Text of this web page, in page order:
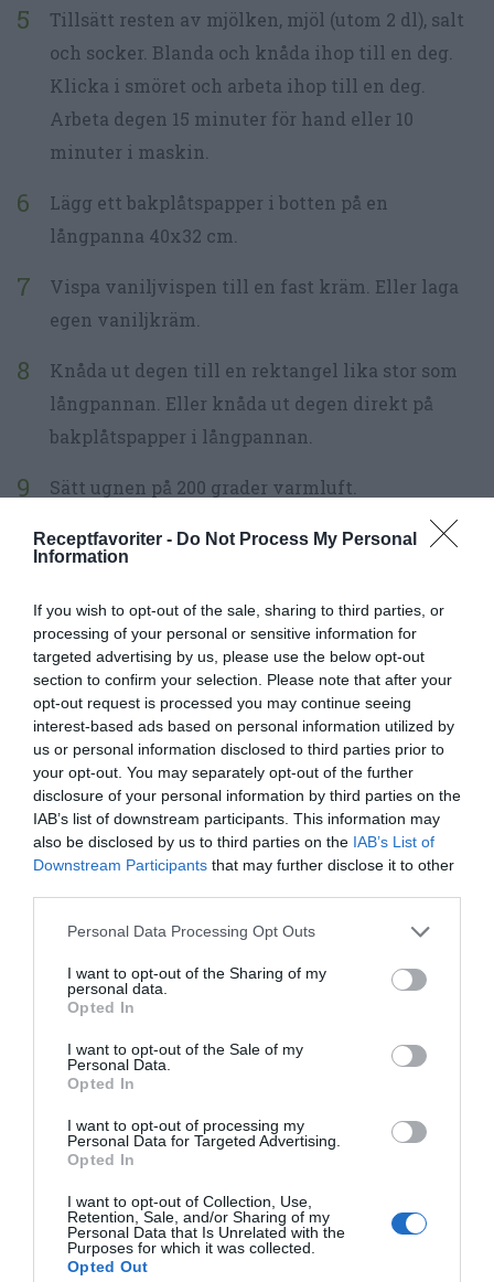
Receptfavoriter - Do Not Process My Personal
Information
If you wish to opt-out of the sale, sharing to third parties, or
processing of your personal or sensitive information for
targeted advertising by us, please use the below opt-out
section to confirm your selection. Please note that after your
opt-out request is processed you may continue seeing
interest-based ads based on personal information utilized by
us or personal information disclosed to third parties prior to
your opt-out. You may separately opt-out of the further
disclosure of your personal information by third parties on the
IAB’s list of downstream participants. This information may
also be disclosed by us to third parties on the IAB’s List of
Downstream Participants that may further disclose it to other
Personal Data Processing Opt Outs
I want to opt-out of the Sharing of my
personal data.
Opted In
I want to opt-out of the Sale of my
Personal Data.
Opted In
I want to opt-out of processing my
Personal Data for Targeted Advertising.
Opted In
I want to opt-out of Collection, Use,
Retention, Sale, and/or Sharing of my
Personal Data that Is Unrelated with the
Purposes for which it was collected.
Opted Out
Tillsätt resten av mjölken, mjöl (utom 2 dl), salt
och socker. Blanda och knåda ihop till en deg.
Klicka i smöret och arbeta ihop till en deg.
Arbeta degen 15 minuter för hand eller 10
minuter i maskin.
Lägg ett bakplåtspapper i botten på en
långpanna 40x32 cm.
Vispa vaniljvispen till en fast kräm. Eller laga
egen vaniljkräm.
Knåda ut degen till en rektangel lika stor som
långpannan. Eller knåda ut degen direkt på
bakplåtspapper i långpannan.
Sätt ugnen på 200 grader varmluft.
Låt jäsa i 30 minuter under bakduk.
färskost, socker och vaniljsocker till en röra.
Mjöla din tumme och tryck ner 4x5 hål i ett
rutmönster (ett hål för varje ruta) och klicka
sedan ner en tsk av färskostblandningen i varje
hål.
Pensla med uppvispat ägg. Strö över pärlsocker.
Grädda i mitten av ugnen i 15-20 minuter.
Ta ut och låt svalna i plåten. Skär sedan i 20
kakorna serveras.
Överkurs är att som på bilden vispa vaniljvisp
hård till vaniljkräm och spritsa eller klicka ut
sedan med färska eller frysta bär som lingon
eller blåbär.